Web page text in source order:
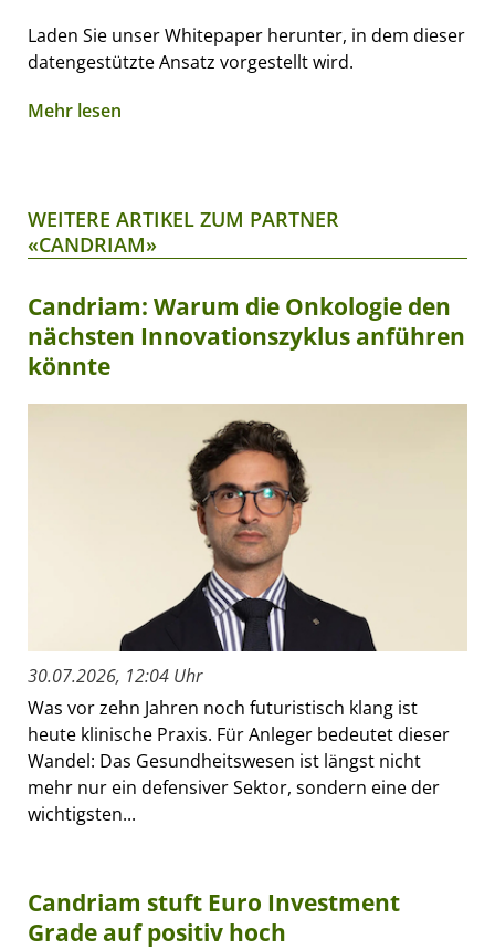
Laden Sie unser Whitepaper herunter, in dem dieser
datengestützte Ansatz vorgestellt wird.
Mehr lesen
WEITERE ARTIKEL ZUM PARTNER
«CANDRIAM»
Candriam: Warum die Onkologie den
nächsten Innovationszyklus anführen
könnte
30.07.2026, 12:04 Uhr
Was vor zehn Jahren noch futuristisch klang ist
heute klinische Praxis. Für Anleger bedeutet dieser
Wandel: Das Gesundheitswesen ist längst nicht
mehr nur ein defensiver Sektor, sondern eine der
wichtigsten...
Candriam stuft Euro Investment
Grade auf positiv hoch